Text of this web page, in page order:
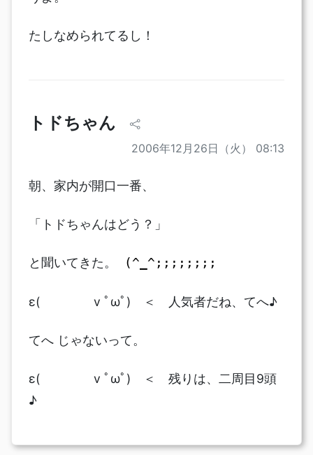
たしなめられてるし！
トドちゃん
2006年12月26日（火） 08:13
朝、家内が開口一番、
「トドちゃんはどう？」
と聞いてきた。 (^_^;;;;;;;;
ε( v ﾟωﾟ) ＜ 人気者だね、てへ♪
てへ じゃないって。
ε( v ﾟωﾟ) ＜ 残りは、二周目9頭
♪